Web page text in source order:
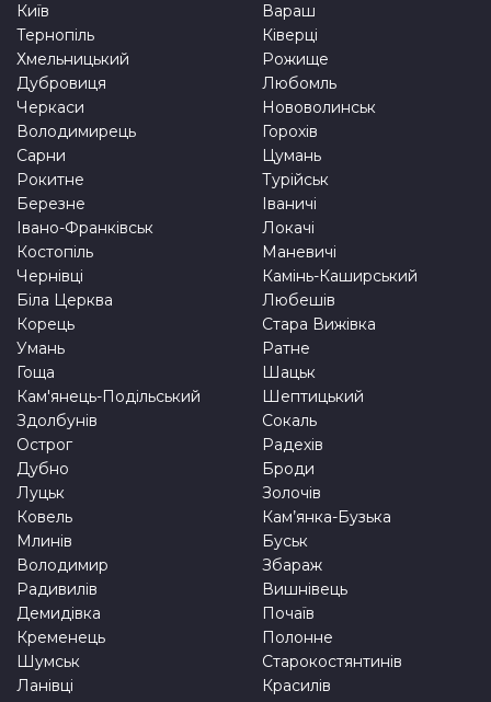
Київ
Тернопіль
Хмельницький
Дубровиця
Черкаси
Володимирець
Сарни
Рокитне
Березне
Івано-Франківськ
Костопіль
Чернівці
Біла Церква
Корець
Умань
Гоща
Кам'янець-Подільський
Здолбунів
Острог
Дубно
Луцьк
Ковель
Млинів
Володимир
Радивилів
Демидівка
Кременець
Шумськ
Ланівці
Вараш
Ківерці
Рожище
Любомль
Нововолинськ
Горохів
Цумань
Турійськ
Іваничі
Локачі
Маневичі
Камінь-Каширський
Любешів
Стара Вижівка
Ратне
Шацьк
Шептицький
Сокаль
Радехів
Броди
Золочів
Кам’янка-Бузька
Буськ
Збараж
Вишнівець
Почаїв
Полонне
Старокостянтинів
Красилів